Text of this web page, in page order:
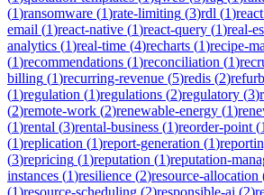
(1)ransomware (1)rate-limiting (3)rdl (1)react
email (1)react-native (1)react-query (1)real-
analytics (1)real-time (4)recharts (1)recipe-
(1)recommendations (1)reconciliation (1)
billing (1)recurring-revenue (5)redis (2)
(1)regulation (1)regulations (2)regulatory (3)
(2)remote-work (2)renewable-energy (1)
(1)rental (3)rental-business (1)reorder-point (1
(1)replication (1)report-generation (1)
(3)repricing (1)reputation (1)reputation-
instances (1)resilience (2)resource-allocation
(1)resource-scheduling (2)responsible-ai (2)